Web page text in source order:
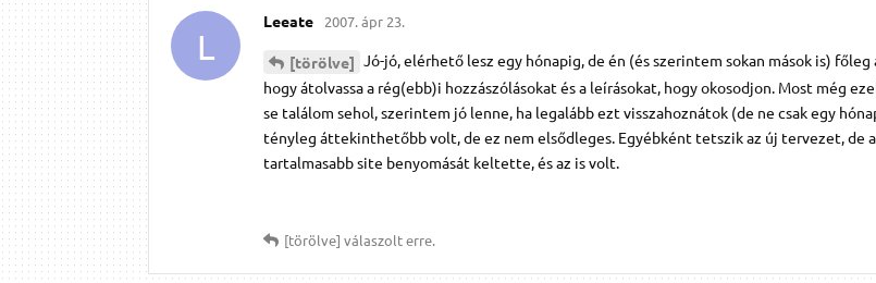
L
Leeate 2007. ápr 23.
[törölve] Jó-jó, elérhető lesz egy hónapig, de én (és szerintem sokan mások is)
hogy átolvassa a rég(ebb)i hozzászólásokat és a leírásokat, hogy okosodjon. Most még
se találom sehol, szerintem jó lenne, ha legalább ezt visszahoznátok (de ne csak egy
tényleg áttekinthetőbb volt, de ez nem elsődleges. Egyébként tetszik az új tervezet, de
tartalmasabb site benyomását keltette, és az is volt.
[törölve] válaszolt erre.